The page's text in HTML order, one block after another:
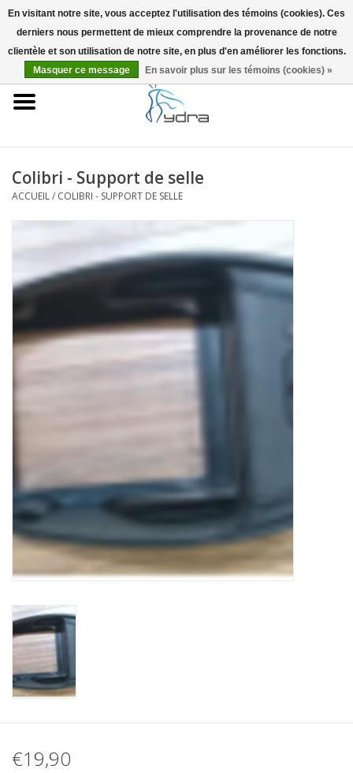
EUR
Accueil
Blog
Colibri - Support de selle
ACCUEIL/ COLIBRI - SUPPORT DE SELLE
€19,90
En visitant notre site, vous acceptez l'utilisation des témoins (cookies). Ces
derniers nous permettent de mieux comprendre la provenance de notre
clientèle et son utilisation de notre site, en plus d'en améliorer les fonctions.
Masquer ce message
En savoir plus sur les témoins (cookies) »